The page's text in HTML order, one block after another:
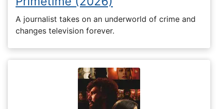
A journalist takes on an underworld of crime and
changes television forever.